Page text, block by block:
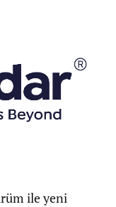
ile yeni